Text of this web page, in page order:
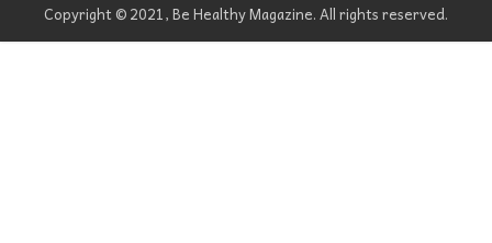
Copyright © 2021, Be Healthy Magazine. All rights reserved.